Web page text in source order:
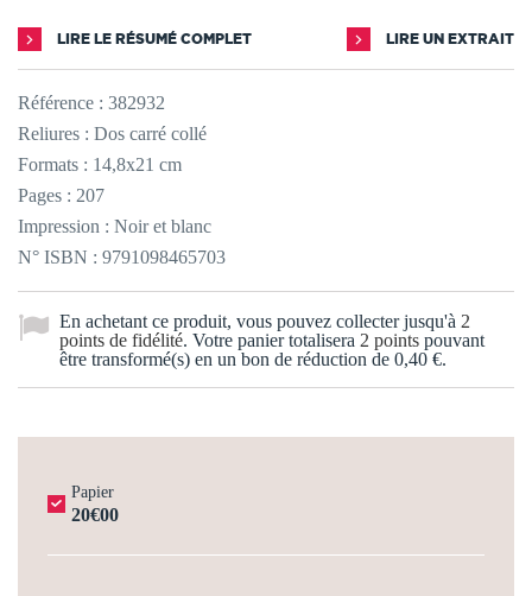
LIRE LE RÉSUMÉ COMPLET LIRE UN EXTRAIT
Référence : 382932
Reliures : Dos carré collé
Formats : 14,8x21 cm
Pages : 207
Impression : Noir et blanc
N° ISBN : 9791098465703
En achetant ce produit, vous pouvez collecter jusqu'à 2
points de fidélité. Votre panier totalisera 2 points pouvant
être transformé(s) en un bon de réduction de 0,40 €.
Papier
20€00